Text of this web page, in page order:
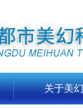
关于美幻